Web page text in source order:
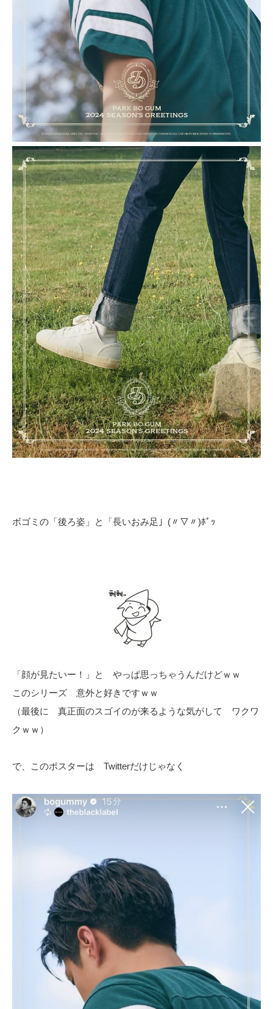
ボゴミの「後ろ姿」と「長いおみ足」(〃▽〃)ﾎﾟｯ
「顔が見たいー！」と やっぱ思っちゃうんだけどｗｗ
このシリーズ 意外と好きですｗｗ
（最後に 真正面のスゴイのが来るような気がして ワクワ
クｗｗ）
で、このポスターは Twitterだけじゃなく